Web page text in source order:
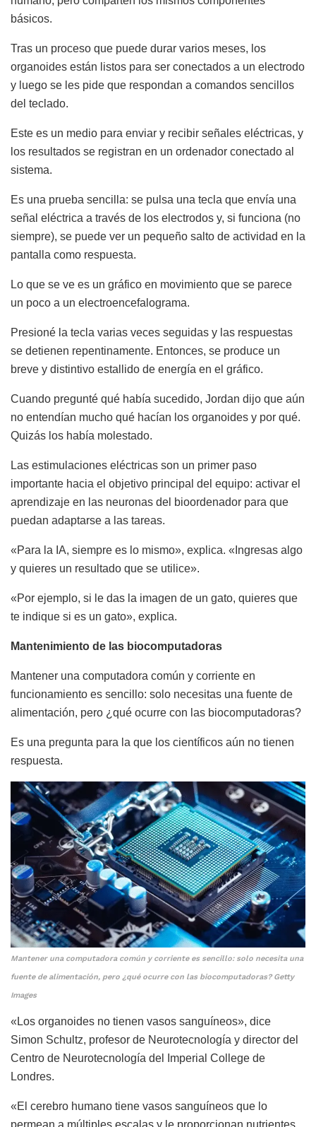
básicos.
Tras un proceso que puede durar varios meses, los
organoides están listos para ser conectados a un electrodo
y luego se les pide que respondan a comandos sencillos
del teclado.
Este es un medio para enviar y recibir señales eléctricas, y
los resultados se registran en un ordenador conectado al
sistema.
Es una prueba sencilla: se pulsa una tecla que envía una
señal eléctrica a través de los electrodos y, si funciona (no
siempre), se puede ver un pequeño salto de actividad en la
pantalla como respuesta.
Lo que se ve es un gráfico en movimiento que se parece
un poco a un electroencefalograma.
Presioné la tecla varias veces seguidas y las respuestas
se detienen repentinamente. Entonces, se produce un
breve y distintivo estallido de energía en el gráfico.
Cuando pregunté qué había sucedido, Jordan dijo que aún
no entendían mucho qué hacían los organoides y por qué.
Quizás los había molestado.
Las estimulaciones eléctricas son un primer paso
importante hacia el objetivo principal del equipo: activar el
aprendizaje en las neuronas del bioordenador para que
puedan adaptarse a las tareas.
«Para la IA, siempre es lo mismo», explica. «Ingresas algo
y quieres un resultado que se utilice».
«Por ejemplo, si le das la imagen de un gato, quieres que
te indique si es un gato», explica.
Mantenimiento de las biocomputadoras
Mantener una computadora común y corriente en
funcionamiento es sencillo: solo necesitas una fuente de
alimentación, pero ¿qué ocurre con las biocomputadoras?
Es una pregunta para la que los científicos aún no tienen
respuesta.
Mantener una computadora común y corriente es sencillo: solo necesita una
fuente de alimentación, pero ¿qué ocurre con las biocomputadoras? Getty
Images
«Los organoides no tienen vasos sanguíneos», dice
Simon Schultz, profesor de Neurotecnología y director del
Centro de Neurotecnología del Imperial College de
Londres.
«El cerebro humano tiene vasos sanguíneos que lo
permean a múltiples escalas y le proporcionan nutrientes